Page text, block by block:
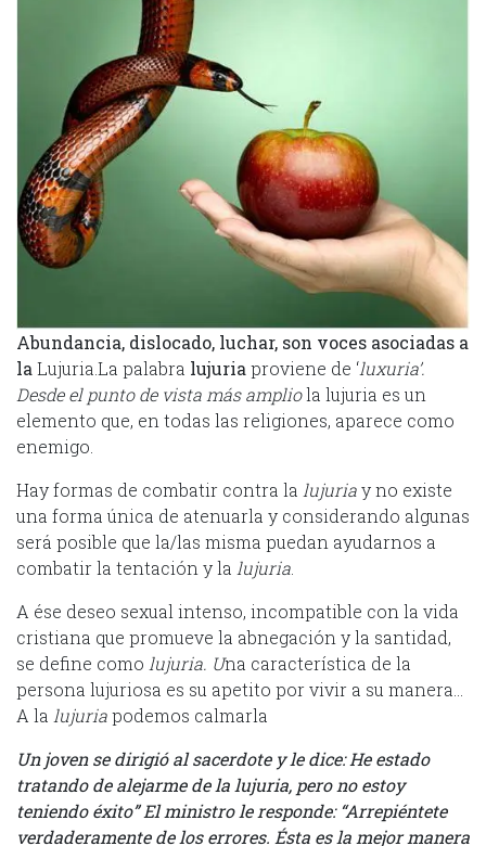
Abundancia, dislocado, luchar, son voces asociadas a
la Lujuria.La palabra lujuria proviene de ‘luxuria’.
Desde el punto de vista más ampliola lujuria es un
elemento que, en todas las religiones, aparece como
enemigo.
Hay formas de combatir contra la lujuriay no existe
una forma única de atenuarla y considerando algunas
será posible que la/las misma puedan ayudarnos a
combatir la tentación y la lujuria
A ése deseo sexual intenso, incompatible con la vida
cristiana que promueve la abnegación y la santidad,
se define como lujuria. Una característica de la
persona lujuriosa es su apetito por vivir a su manera…
A la lujuriapodemos calmarla
Un joven se dirigió al sacerdote y le dice: He estado
tratando de alejarme de la lujuria, pero no estoy
teniendo éxito” El ministro le responde: “Arrepiéntete
verdaderamente de los errores. Ésta es la mejor manera